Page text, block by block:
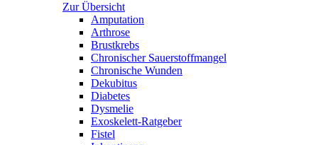
Zur Übersicht
Amputation
Arthrose
Brustkrebs
Chronischer Sauerstoffmangel
Chronische Wunden
Dekubitus
Diabetes
Dysmelie
Exoskelett-Ratgeber
Fistel